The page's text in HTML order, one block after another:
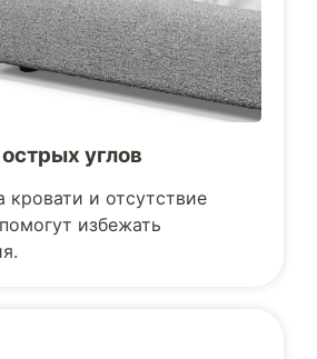
углов
кровати и отсутствие
избежать